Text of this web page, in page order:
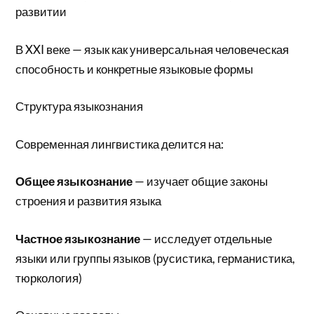
развитии
В XXI веке — язык как универсальная человеческая
способность и конкретные языковые формы
Структура языкознания
Современная лингвистика делится на:
Общее языкознание— изучает общие законы
строения и развития языка
Частное языкознание— исследует отдельные
языки или группы языков (русистика, германистика,
тюркология)